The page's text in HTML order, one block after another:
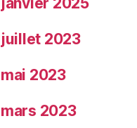
juillet 2023
mai 2023
mars 2023